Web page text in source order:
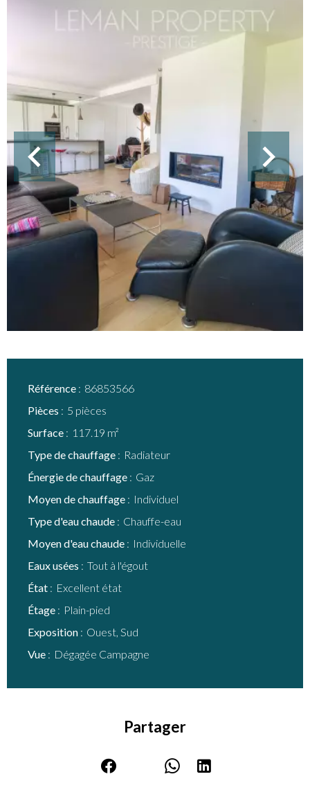
Référence
86853566
Pièces
5 pièces
Surface
117.19 m²
Type de chauffage
Radiateur
Énergie de chauffage
Gaz
Moyen de chauffage
Individuel
Type d'eau chaude
Chauffe-eau
Moyen d'eau chaude
Individuelle
Eaux usées
Tout à l'égout
État
Excellent état
Étage
Plain-pied
Exposition
Ouest, Sud
Vue
Dégagée Campagne
Partager